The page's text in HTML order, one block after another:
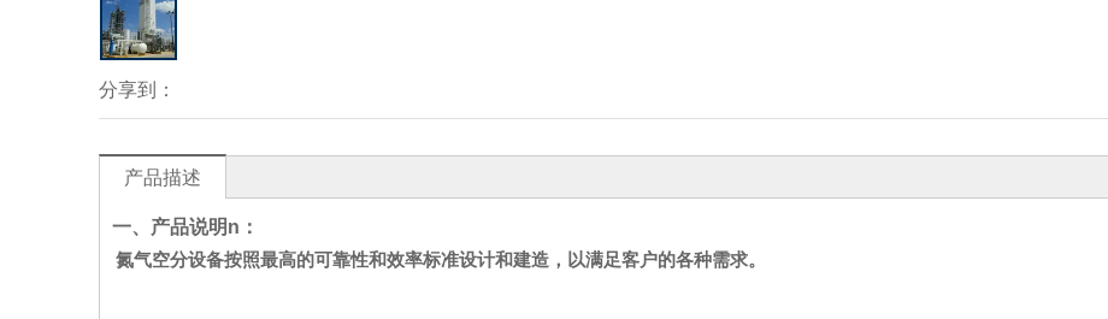
分享到：
产品描述
一、产品说明n ：
氮气空分设备按照最高的可靠性和效率标准设计和建造，以满足客户的各种需求。